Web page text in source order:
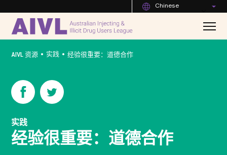
Chinese
AIVL 资源 • 实践 • 经验很重要：道德合作
实践
经验很重要：道德合作